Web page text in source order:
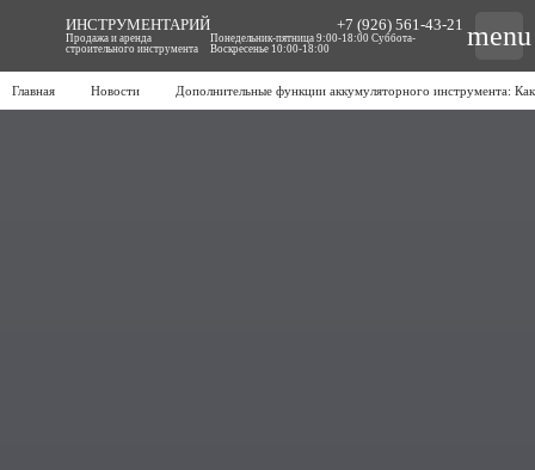
Главная Новости Дополнительные функции аккумуляторного инструмента:
ИНСТРУМЕНТАРИЙ
Продажа и аренда
строительного инструмента
+7 (926) 561-43-21
Понедельник-пятница 9:00-18:00 Суббота-
Воскресенье 10:00-18:00
menu